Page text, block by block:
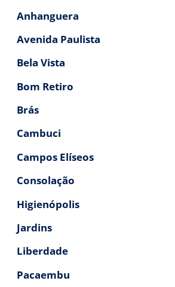
Anhanguera
Avenida Paulista
Bela Vista
Bom Retiro
Brás
Cambuci
Campos Elíseos
Consolação
Higienópolis
Jardins
Liberdade
Pacaembu